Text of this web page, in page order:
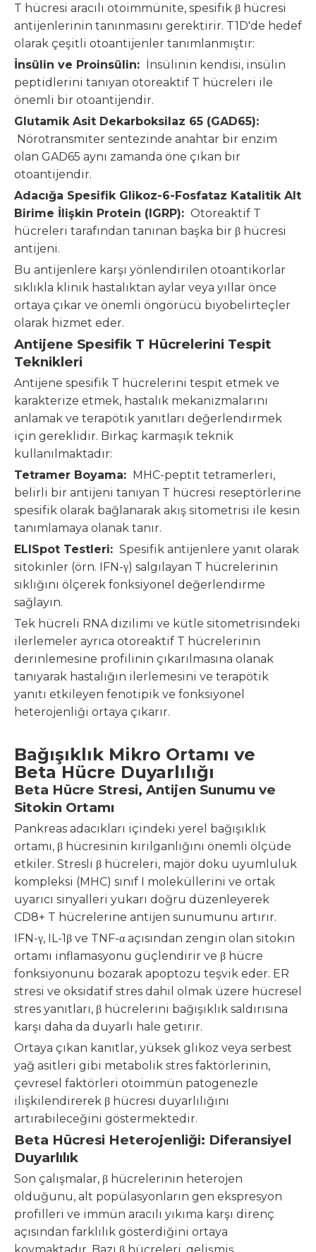
T hücresi aracılı otoimmünite, spesifik β hücresi
antijenlerinin tanınmasını gerektirir. T1D'de hedef
olarak çeşitli otoantijenler tanımlanmıştır:
İnsülin ve Proinsülin: İnsülinin kendisi, insülin
peptidlerini tanıyan otoreaktif T hücreleri ile
önemli bir otoantijendir.
Glutamik Asit Dekarboksilaz 65 (GAD65):
Nörotransmiter sentezinde anahtar bir enzim
olan GAD65 aynı zamanda öne çıkan bir
otoantijendir.
Adacığa Spesifik Glikoz-6-Fosfataz Katalitik Alt
Birime İlişkin Protein (IGRP): Otoreaktif T
hücreleri tarafından tanınan başka bir β hücresi
antijeni.
Bu antijenlere karşı yönlendirilen otoantikorlar
sıklıkla klinik hastalıktan aylar veya yıllar önce
ortaya çıkar ve önemli öngörücü biyobelirteçler
olarak hizmet eder.
Antijene Spesifik T Hücrelerini Tespit
Teknikleri
Antijene spesifik T hücrelerini tespit etmek ve
karakterize etmek, hastalık mekanizmalarını
anlamak ve terapötik yanıtları değerlendirmek
için gereklidir. Birkaç karmaşık teknik
kullanılmaktadır:
Tetramer Boyama: MHC-peptit tetramerleri,
belirli bir antijeni tanıyan T hücresi reseptörlerine
spesifik olarak bağlanarak akış sitometrisi ile kesin
tanımlamaya olanak tanır.
ELISpot Testleri: Spesifik antijenlere yanıt olarak
sitokinler (örn. IFN-γ) salgılayan T hücrelerinin
sıklığını ölçerek fonksiyonel değerlendirme
sağlayın.
Tek hücreli RNA dizilimi ve kütle sitometrisindeki
ilerlemeler ayrıca otoreaktif T hücrelerinin
derinlemesine profilinin çıkarılmasına olanak
tanıyarak hastalığın ilerlemesini ve terapötik
yanıtı etkileyen fenotipik ve fonksiyonel
heterojenliği ortaya çıkarır.
Bağışıklık Mikro Ortamı ve
Beta Hücre Duyarlılığı
Beta Hücre Stresi, Antijen Sunumu ve
Sitokin Ortamı
Pankreas adacıkları içindeki yerel bağışıklık
ortamı, β hücresinin kırılganlığını önemli ölçüde
etkiler. Stresli β hücreleri, majör doku uyumluluk
kompleksi (MHC) sınıf I moleküllerini ve ortak
uyarıcı sinyalleri yukarı doğru düzenleyerek
CD8+ T hücrelerine antijen sunumunu artırır.
IFN-γ, IL-1β ve TNF-α açısından zengin olan sitokin
ortamı inflamasyonu güçlendirir ve β hücre
fonksiyonunu bozarak apoptozu teşvik eder. ER
stresi ve oksidatif stres dahil olmak üzere hücresel
stres yanıtları, β hücrelerini bağışıklık saldırısına
karşı daha da duyarlı hale getirir.
Ortaya çıkan kanıtlar, yüksek glikoz veya serbest
yağ asitleri gibi metabolik stres faktörlerinin,
çevresel faktörleri otoimmün patogenezle
ilişkilendirerek β hücresi duyarlılığını
artırabileceğini göstermektedir.
Beta Hücresi Heterojenliği: Diferansiyel
Duyarlılık
Son çalışmalar, β hücrelerinin heterojen
olduğunu, alt popülasyonların gen ekspresyon
profilleri ve immün aracılı yıkıma karşı direnç
açısından farklılık gösterdiğini ortaya